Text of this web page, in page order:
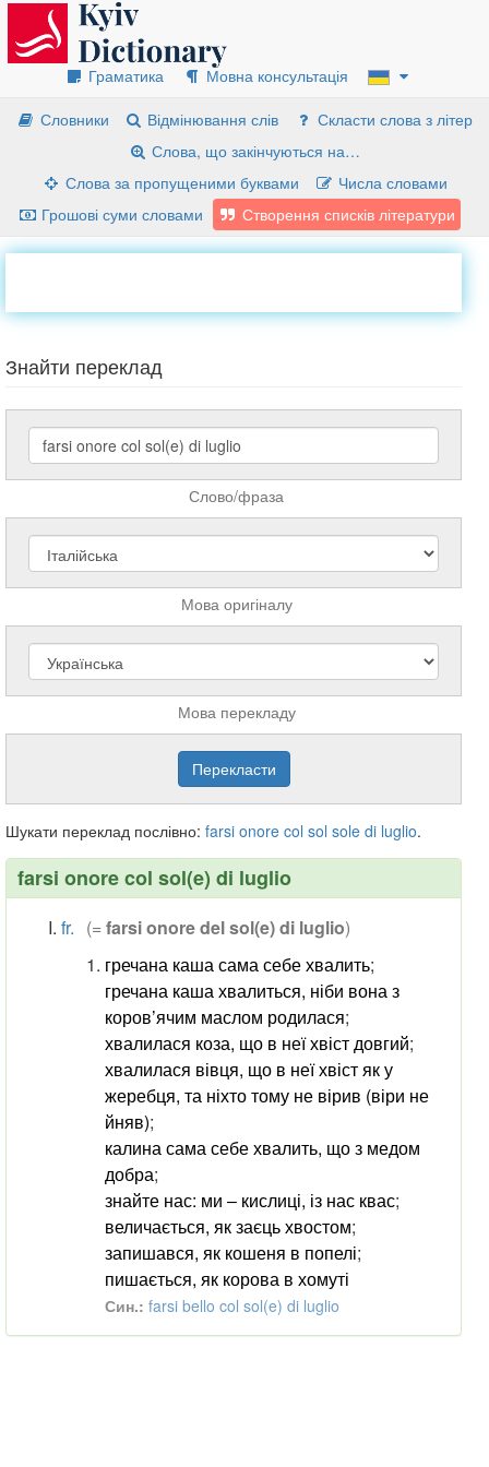
Граматика
Мовна консультація
Словники
Відмінювання слів
Скласти слова з літер
Слова, що закінчуються на…
Слова за пропущеними буквами
Числа словами
Грошові суми словами
Створення списків літератури
Знайти переклад
Слово/фраза
Мова оригіналу
Мова перекладу
Шукати переклад послівно: farsi onore col sol sole di luglio.
farsi onore col sol(e) di luglio
fr. (=farsi onore del sol(e) di luglio)
гречана каша сама себе хвалить;
гречана каша хвалиться, ніби вона з
коров’ячим маслом родилася;
хвалилася коза, що в неї хвіст довгий;
хвалилася вівця, що в неї хвіст як у
жеребця, та ніхто тому не вірив (віри не
йняв);
калина сама себе хвалить, що з медом
добра;
знайте нас: ми ‒ кислиці, із нас квас;
величається, як заєць хвостом;
запишався, як кошеня в попелі;
пишається, як корова в хомуті
Син.: farsi bello col sol(e) di luglio